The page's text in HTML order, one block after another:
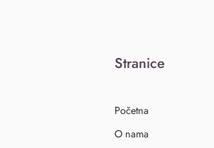
Stranice
Početna
O nama